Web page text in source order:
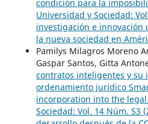
condición para la
Universidad y Sociedad:
investigación e
la nueva sociedad en
Pamilys Milagros Moreno
Gaspar Santos, Gitta
contratos inteligentes y su
ordenamiento jurídico
incorporation into the legal
Sociedad: Vol. 14 Núm. S3